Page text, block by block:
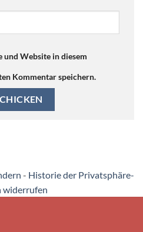
und Website in diesem
Kommentar speichern.
- Historie der Privatsphäre-
widerrufen